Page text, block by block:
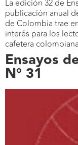
La edición 32 de
publicación anual
de Colombia trae
interés para los
cafetera
Ensayos
N° 31